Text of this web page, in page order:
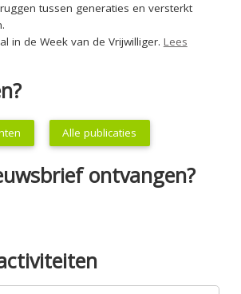
tussen generaties en versterkt
in de Week van de Vrijwilliger. Lees
Alle publicaties
ontvangen?